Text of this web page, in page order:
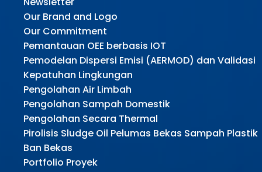
Our Brand and Logo
Our Commitment
Pemantauan OEE berbasis IOT
Pemodelan Dispersi Emisi (AERMOD) dan Validasi
Kepatuhan Lingkungan
Pengolahan Air Limbah
Pengolahan Sampah Domestik
Pengolahan Secara Thermal
Pirolisis Sludge Oil Pelumas Bekas Sampah Plastik
Ban Bekas
Portfolio Proyek